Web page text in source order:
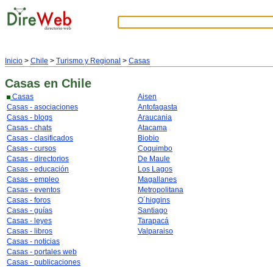
Inicio > Chile > Turismo y Regional > Casas
Casas en Chile
Casas
Casas - asociaciones
Casas - blogs
Casas - chats
Casas - clasificados
Casas - cursos
Casas - directorios
Casas - educación
Casas - empleo
Casas - eventos
Casas - foros
Casas - guías
Casas - leyes
Casas - libros
Casas - noticias
Casas - portales web
Casas - publicaciones
Aisen
Antofagasta
Araucania
Atacama
Biobio
Coquimbo
De Maule
Los Lagos
Magallanes
Metropolitana
O´higgins
Santiago
Tarapacá
Valparaiso